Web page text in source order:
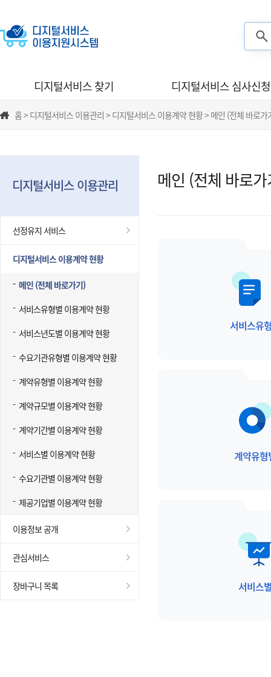
디지털서비스 찾기 디지털서비스 심사신청
홈 > 디지털서비스 이용관리 > 디지털서비스 이용계약 현황 > 메인 (전체 바로가
디지털서비스 이용관리
선정유지 서비스
디지털서비스 이용계약 현황
메인 (전체 바로가기)
서비스유형별 이용계약 현황
서비스년도별 이용계약 현황
수요기관유형별 이용계약 현황
계약유형별 이용계약 현황
계약규모별 이용계약 현황
계약기간별 이용계약 현황
서비스별 이용계약 현황
수요기관별 이용계약 현황
제공기업별 이용계약 현황
이용정보 공개
관심서비스
장바구니 목록
메인 (전체 바로
서비스유
계약유형
서비스